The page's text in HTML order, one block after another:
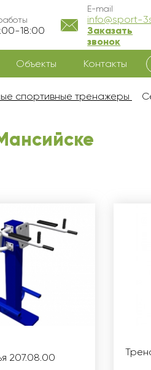
18:00
E-mail
info@sport-
Заказать
звонок
Объекты Контакты
спортивные тренажеры
207.08.00